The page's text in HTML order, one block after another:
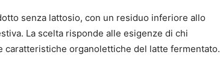
senza lattosio, con un residuo inferiore allo
La scelta risponde alle esigenze di chi
caratteristiche organolettiche del latte fermentato.